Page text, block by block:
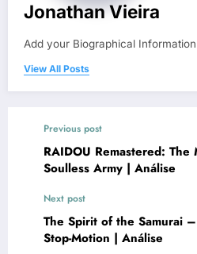
Jonathan Vieira
Add your Biographical
View All Posts
Previous post
RAIDOU Remastered:
Soulless Army | Análise
Next post
The Spirit of the Samurai
Stop-Motion | Análise